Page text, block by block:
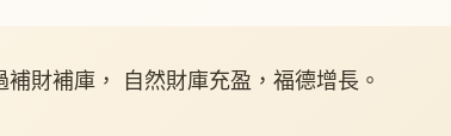
財補庫， 自然財庫充盈，福德增長。